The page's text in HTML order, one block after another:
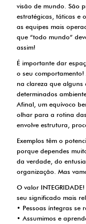
visão de mundo. São
estratégicas, táticas e
as equipes mais
que “todo mundo”
assim!
É importante dar
o seu comportamento!
na clareza que alguns
determinados
Afinal, um equívoco
olhar para a rotina
envolve estrutura,
Exemplos têm o
porque dependes
da verdade, do
organização. Mas
O valor
seu significado mais
• Pessoas íntegras se
• Assumimos e